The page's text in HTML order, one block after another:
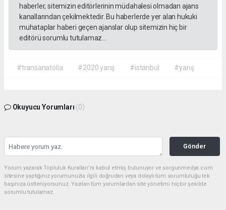
haberler, sitemizin editörlerinin müdahalesi olmadan ajans
kanallarından çekilmektedir. Bu haberlerde yer alan hukuki
muhataplar haberi geçen ajanslar olup sitemizin hiç bir
editörü sorumlu tutulamaz...
#transanatolia #2020 yarış #istanbul #yarış
Okuyucu Yorumları (0)
Gönder
Yorum yazarak Topluluk Kuralları’nı kabul etmiş bulunuyor ve sorgunmedya.com
sitesine yaptığınız yorumunuzla ilgili doğrudan veya dolaylı tüm sorumluluğu tek
başınıza üstleniyorsunuz. Yazılan tüm yorumlardan site yönetimi hiçbir şekilde
sorumlu tutulamaz.